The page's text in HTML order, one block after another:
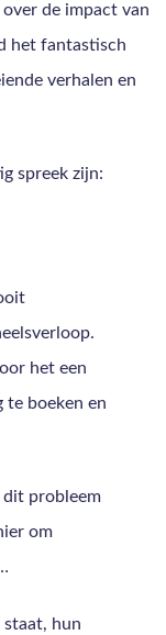
de impact van
het fantastisch
verhalen en
spreek zijn:
het een
boeken en
dit probleem
om
hun